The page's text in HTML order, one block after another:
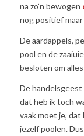
na zo’n bewogen
nog positief
De aardappels,
pool en de
besloten om
De
dat heb ik toch
vaak moet je,
jezelf poolen.